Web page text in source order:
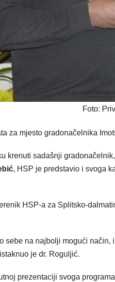
Foto:
za mjesto gradonačelnika
krenuti sadašnji
, HSP je predstavio i svoga
HSP-a za Splitsko-
sebe na najbolji mogući
je dr. Roguljić.
prezentaciji svoga